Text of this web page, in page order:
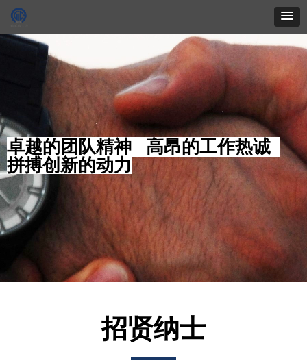
卓越的团队精神 高昂的工作热诚
拼搏创新的动力
招贤纳士